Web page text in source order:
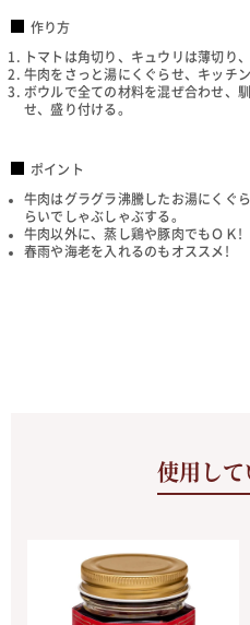
作り方
トマトは角切り、キュウリは薄切り
牛肉をさっと湯にくぐらせ、キッチ
ボウルで全ての材料を混ぜ合わせ、
せ、盛り付ける。
ポイント
牛肉はグラグラ沸騰したお湯にくぐ
らいでしゃぶしゃぶする。
牛肉以外に、蒸し鶏や豚肉でもＯＫ!
春雨や海老を入れるのもオススメ!
使用し